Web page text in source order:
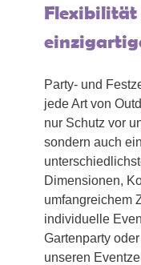
Flexibilität
Party- und
jede Art von
nur Schutz vor
sondern auch
Dimensionen,
umfangreichem
individuelle
Gartenparty
unseren